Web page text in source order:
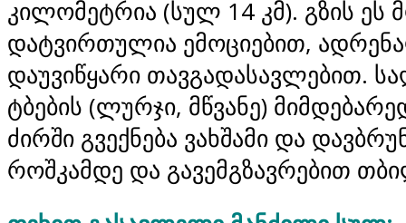
კილომეტრია (სულ 14 კმ). გზის ეს
დატვირთულია ემოციებით,
დაუვიწყარი თავგადასავლებით.
ტბების (ლურჯი, მწვანე)
ძირში გვექნება ვახშამი და
როშკამდე და გავემგზავრებით